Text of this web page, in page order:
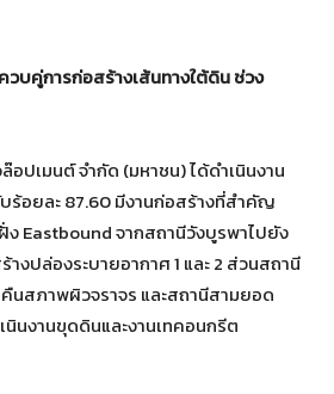
บคู่การก่อสร้างเส้นทางใต้ดิน ช่วง
อปเมนต์ จำกัด (มหาชน) ได้ดำเนินงาน
ร้อยละ 87.60 มีงานก่อสร้างที่สำคัญ
ง Eastbound จากสถานีวังบูรพาไปยัง
งปล่องระบายอากาศ 1 และ 2 ส่วนสถานี
นสภาพผิวจราจร และสถานีสามยอด
นงานขุดดินและงานเทคอนกรีต